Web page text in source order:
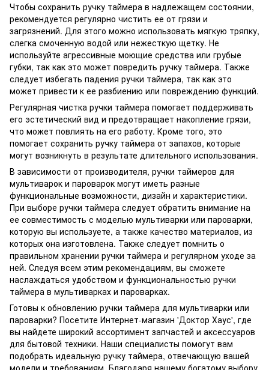
Чтобы сохранить ручку таймера в надлежащем состоянии,
рекомендуется регулярно чистить ее от грязи и
загрязнений. Для этого можно использовать мягкую тряпку,
слегка смоченную водой или нежесткую щетку. Не
используйте агрессивные моющие средства или грубые
губки, так как это может повредить ручку таймера. Также
следует избегать падения ручки таймера, так как это
может привести к ее разбиению или повреждению функций.
Регулярная чистка ручки таймера помогает поддерживать
его эстетический вид и предотвращает накопление грязи,
что может повлиять на его работу. Кроме того, это
помогает сохранить ручку таймера от запахов, которые
могут возникнуть в результате длительного использования.
В зависимости от производителя, ручки таймеров для
мультиварок и пароварок могут иметь разные
функциональные возможности, дизайн и характеристики.
При выборе ручки таймера следует обратить внимание на
ее совместимость с моделью мультиварки или пароварки,
которую вы используете, а также качество материалов, из
которых она изготовлена. Также следует помнить о
правильном хранении ручки таймера и регулярном уходе за
ней. Следуя всем этим рекомендациям, вы сможете
наслаждаться удобством и функциональностью ручки
таймера в мультиварках и пароварках.
Готовы к обновлению ручки таймера для мультиварки или
пароварки? Посетите Интернет-магазин 'Доктор Хаус', где
вы найдете широкий ассортимент запчастей и аксессуаров
для бытовой техники. Наши специалисты помогут вам
подобрать идеальную ручку таймера, отвечающую вашей